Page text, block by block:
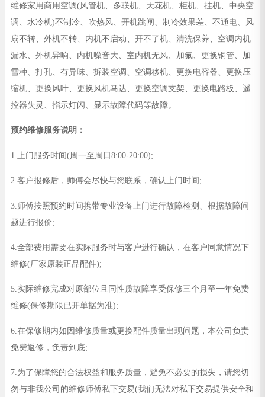
维修家用商用空调(风管机、多联机、天花机、柜机、挂机、中央空
调、水冷机)不制冷、吹热风、开机跳闸、制冷效果差、不通电、风
扇不转、外机不转、内机不启动、开不了机、清洗保养、空调内机
漏水、外机异响、内机噪音大、室内机无风、加氟、更换铜管、加
雪种、打孔、有异味、拆装空调、空调移机、更换电容器、更换压
缩机、更换风叶、更换风机马达、更换空调支架、更换电路板、遥
控器失灵、指示灯闪、显示故障代码等故障。
预约维修服务说明：
1.上门服务时间(周一至周日8:00-20:00);
2.客户报修后，师傅会尽快与您联系，确认上门时间;
3.师傅按照预约时间携带专业设备上门进行故障检测、根据故障问
题进行报价;
4.全部费用需要在实际服务时与客户进行确认，在客户同意情况下
维修(厂家原装正品配件);
5.实际维修完成对原部位且同性质故障享受保修三个月至一年免费
维修(保修期限已开单据为准);
6.在保修期内如因维修质量或更换配件质量出现问题，本公司负责
免费返修，负责到底;
7.为了保障您的合法权益和服务质量，避免不必要的损失，请您切
勿与非我公司的维修师傅私下交易(我们无法对私下交易提供安全和